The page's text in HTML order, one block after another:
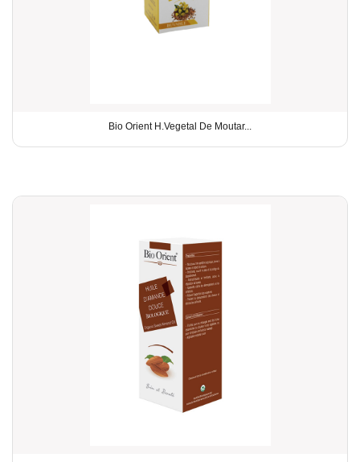
Bio Orient H.Vegetal De Moutar...